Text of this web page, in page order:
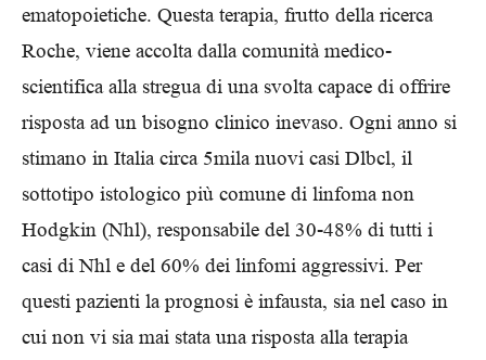
ematopoietiche. Questa terapia, frutto della ricerca
Roche, viene accolta dalla comunità medico-
scientifica alla stregua di una svolta capace di offrire
risposta ad un bisogno clinico inevaso. Ogni anno si
stimano in Italia circa 5mila nuovi casi Dlbcl, il
sottotipo istologico più comune di linfoma non
Hodgkin (Nhl), responsabile del 30-48% di tutti i
casi di Nhl e del 60% dei linfomi aggressivi. Per
questi pazienti la prognosi è infausta, sia nel caso in
cui non vi sia mai stata una risposta alla terapia